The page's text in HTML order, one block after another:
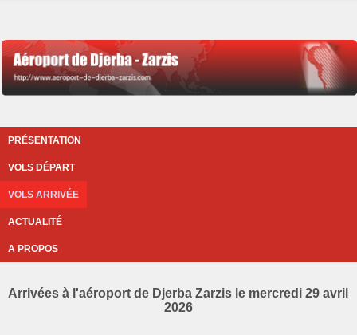
PRÉSENTATION
VOLS DÉPART
VOLS ARRIVÉE
ACTUALITÉ
A PROPOS
Arrivées à l'aéroport de Djerba Zarzis le mercredi 29 avril
2026